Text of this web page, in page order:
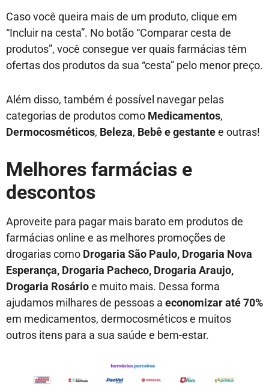
Caso você queira mais de um produto, clique em
“Incluir na cesta”. No botão “Comparar cesta de
produtos”, você consegue ver quais farmácias têm
ofertas dos produtos da sua “cesta” pelo menor preço.
Além disso, também é possível navegar pelas
categorias de produtos como Medicamentos,
Dermocosméticos, Beleza, Bebê e gestantee outras!
Melhores farmácias e
descontos
Aproveite para pagar mais barato em produtos de
farmácias online e as melhores promoções de
drogarias como Drogaria São Paulo, Drogaria Nova
Esperança, Drogaria Pacheco, Drogaria Araujo,
Drogaria Rosárioe muito mais. Dessa forma
ajudamos milhares de pessoas a economizar até 70%
em medicamentos, dermocosméticos e muitos
outros itens para a sua saúde e bem-estar.